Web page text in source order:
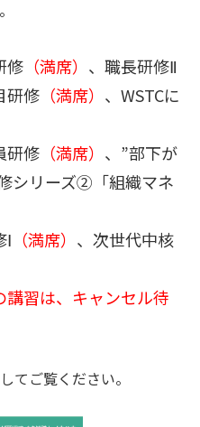
（満席） 、職長研修Ⅱ
研修（満席） 、WSTCに
修（満席） 、”部下が
シリーズ②「組織マネ
（満席） 、次世代中核
習は、キャンセル待
てご覧ください。